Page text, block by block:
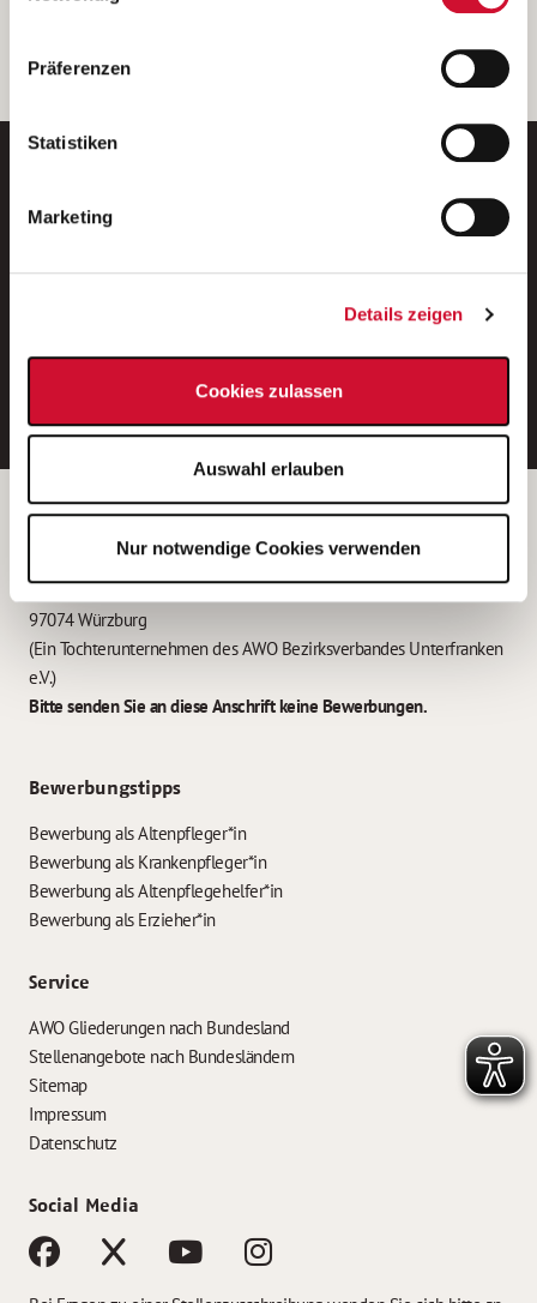
Sie der Speicherung sämtlicher Cookies zu. Sie können
Ihre Einwilligung selbstverständlich jederzeit widerrufen,
indem Sie die Cookie-Einstellungen aufrufen und diese
unserer
Präferenzen
Statistiken
Marketing
Details zeigen
Cookies zulassen
Auswahl erlauben
Nur notwendige Cookies verwenden
E-Mail-Adresse eintragen
Betreiber der Webseite
Garitz Bewirtschaftungsbetriebe GmbH
Kantstraße 45a
97074 Würzburg
(Ein Tochterunternehmen des AWO Bezirksverbandes Unterfranken
e.V.)
Bitte senden Sie an diese Anschrift keine Bewerbungen.
Bewerbungstipps
Bewerbung als Altenpfleger*in
Bewerbung als Krankenpfleger*in
Bewerbung als Altenpflegehelfer*in
Bewerbung als Erzieher*in
Service
AWO Gliederungen nach Bundesland
Stellenangebote nach Bundesländern
Sitemap
Impressum
Datenschutz
Social Media